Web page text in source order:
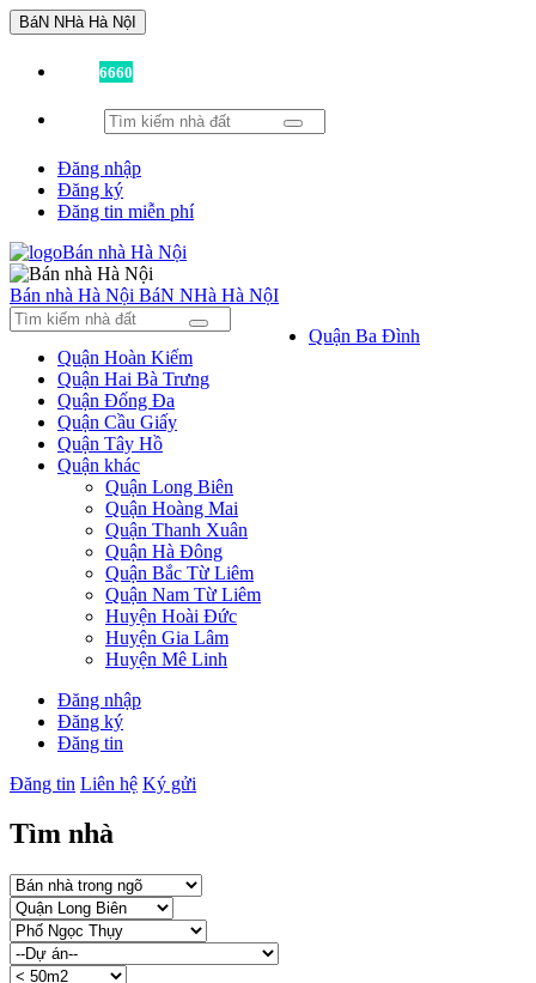
BáN NHà Hà NộI
6660
Đăng nhập
Đăng ký
Đăng tin miễn phí
Bán nhà Hà Nội BáN NHà Hà NộI
Quận Ba Đình
Quận Hoàn Kiếm
Quận Hai Bà Trưng
Quận Đống Đa
Quận Cầu Giấy
Quận Tây Hồ
Quận khác
Quận Long Biên
Quận Hoàng Mai
Quận Thanh Xuân
Quận Hà Đông
Quận Bắc Từ Liêm
Quận Nam Từ Liêm
Huyện Hoài Đức
Huyện Gia Lâm
Huyện Mê Linh
Đăng nhập
Đăng ký
Đăng tin
Đăng tin Liên hệ Ký gửi
Tìm nhà